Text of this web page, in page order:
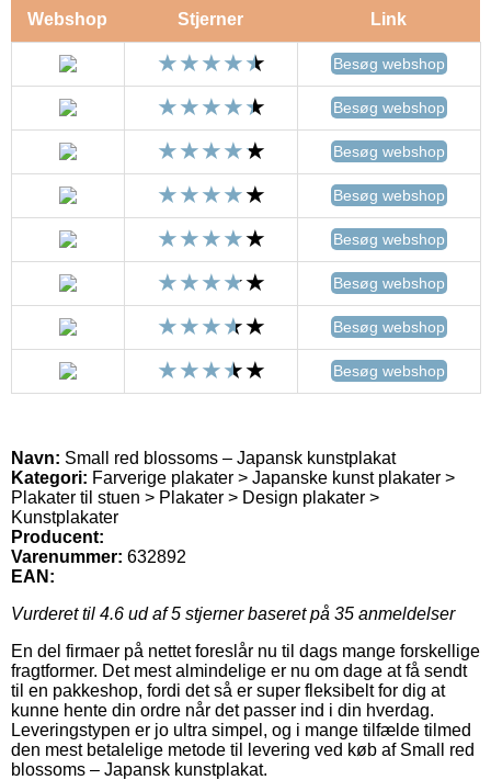
Webshop Stjerner Link
Besøg webshop
Besøg webshop
Besøg webshop
Besøg webshop
Besøg webshop
Besøg webshop
Besøg webshop
Besøg webshop
Navn: Small red blossoms – Japansk kunstplakat
Kategori: Farverige plakater > Japanske kunst plakater >
Plakater til stuen > Plakater > Design plakater >
Kunstplakater
Producent:
Varenummer: 632892
EAN:
Vurderet til 4.6 ud af 5 stjerner baseret på 35 anmeldelser
En del firmaer på nettet foreslår nu til dags mange forskellige
fragtformer. Det mest almindelige er nu om dage at få sendt
til en pakkeshop, fordi det så er super fleksibelt for dig at
kunne hente din ordre når det passer ind i din hverdag.
Leveringstypen er jo ultra simpel, og i mange tilfælde tilmed
den mest betalelige metode til levering ved køb af Small red
blossoms – Japansk kunstplakat.